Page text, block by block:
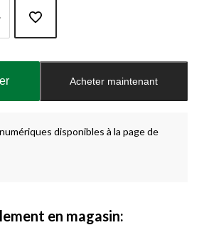
Acheter maintenant
disponibles à la page de
en magasin: